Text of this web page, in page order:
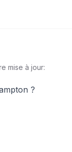
mise à jour:
?